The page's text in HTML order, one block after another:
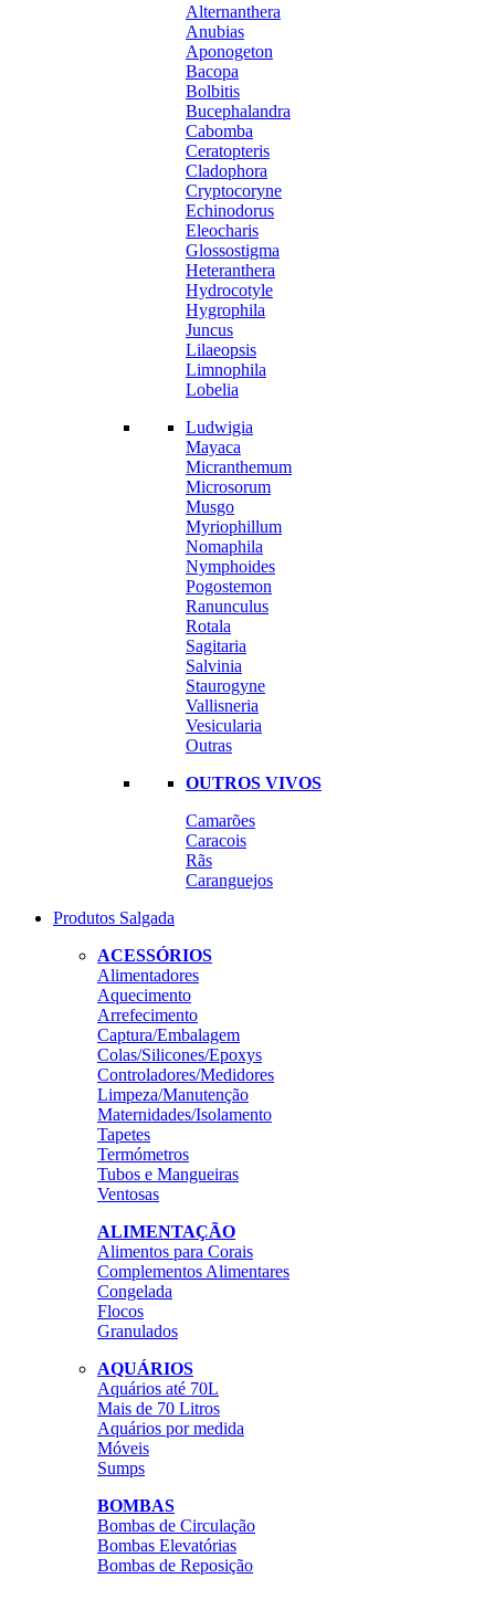
Alternanthera
Anubias
Aponogeton
Bacopa
Bolbitis
Bucephalandra
Cabomba
Ceratopteris
Cladophora
Cryptocoryne
Echinodorus
Eleocharis
Glossostigma
Heteranthera
Hydrocotyle
Hygrophila
Juncus
Lilaeopsis
Limnophila
Lobelia
Ludwigia
Mayaca
Micranthemum
Microsorum
Musgo
Myriophillum
Nomaphila
Nymphoides
Pogostemon
Ranunculus
Rotala
Sagitaria
Salvinia
Staurogyne
Vallisneria
Vesicularia
Outras
OUTROS VIVOS
Camarões
Caracois
Rãs
Caranguejos
Produtos Salgada
ACESSÓRIOS
Alimentadores
Aquecimento
Arrefecimento
Captura/Embalagem
Colas/Silicones/Epoxys
Controladores/Medidores
Limpeza/Manutenção
Maternidades/Isolamento
Tapetes
Termómetros
Tubos e Mangueiras
Ventosas
ALIMENTAÇÃO
Alimentos para Corais
Complementos Alimentares
Congelada
Flocos
Granulados
AQUÁRIOS
Aquários até 70L
Mais de 70 Litros
Aquários por medida
Móveis
Sumps
BOMBAS
Bombas de Circulação
Bombas Elevatórias
Bombas de Reposição